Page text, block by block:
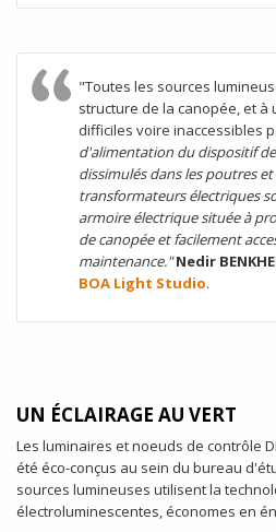
"Toutes les sources
structure de la canopée, et
difficiles voire inaccessibles
d'alimentation du dispositif
dissimulés dans les poutres
transformateurs électriques
armoire électrique située à
de canopée et facilement
maintenance."Nedir
BOA Light Studio.
UN ÉCLAIRAGE AU VERT
Les luminaires et noeuds de contrôle
été éco-conçus au sein du bureau
sources lumineuses utilisent la
électroluminescentes, économes en